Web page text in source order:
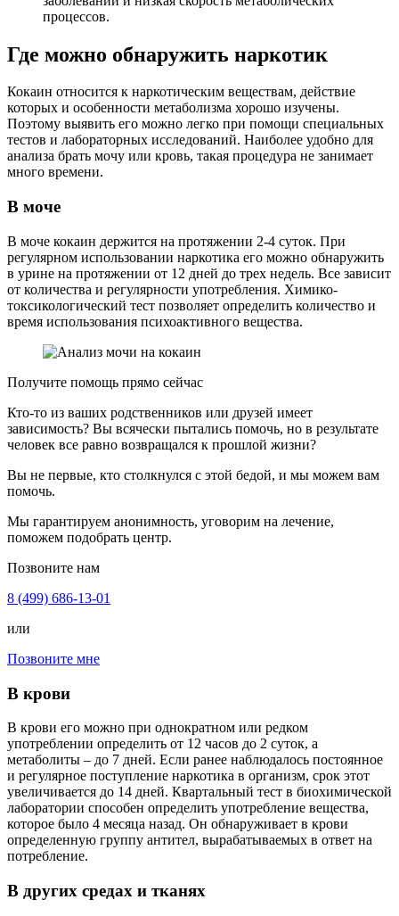
процессов.
Где можно обнаружить наркотик
Кокаин относится к наркотическим веществам, действие
которых и особенности метаболизма хорошо изучены.
Поэтому выявить его можно легко при помощи специальных
тестов и лабораторных исследований. Наиболее удобно для
анализа брать мочу или кровь, такая процедура не занимает
много времени.
В моче
В моче кокаин держится на протяжении 2-4 суток. При
регулярном использовании наркотика его можно обнаружить
в урине на протяжении от 12 дней до трех недель. Все зависит
от количества и регулярности употребления. Химико-
токсикологический тест позволяет определить количество и
время использования психоактивного вещества.
Получите помощь прямо сейчас
Кто-то из ваших родственников или друзей имеет
зависимость? Вы всячески пытались помочь, но в результате
человек все равно возвращался к прошлой жизни?
Вы не первые, кто столкнулся с этой бедой, и мы можем вам
помочь.
Мы гарантируем анонимность, уговорим на лечение,
поможем подобрать центр.
Позвоните нам
8 (499) 686-13-01
или
Позвоните мне
В крови
В крови его можно при однократном или редком
употреблении определить от 12 часов до 2 суток, а
метаболиты – до 7 дней. Если ранее наблюдалось постоянное
и регулярное поступление наркотика в организм, срок этот
увеличивается до 14 дней. Квартальный тест в биохимической
лаборатории способен определить употребление вещества,
которое было 4 месяца назад. Он обнаруживает в крови
определенную группу антител, вырабатываемых в ответ на
потребление.
В других средах и тканях